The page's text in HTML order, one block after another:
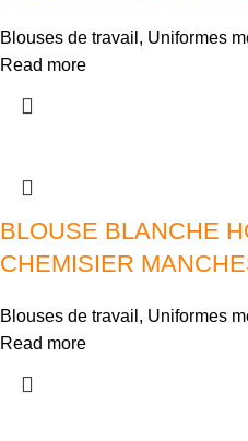
Blouses de travail , Uniformes
Read more
BLOUSE BLANCHE
CHEMISIER
Blouses de travail , Uniformes
Read more